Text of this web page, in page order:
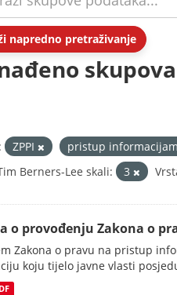
napredno pretraživanje
ZPPI pristup
Berners-Lee skali:
3
o provođenju Zakona o
Zakona o pravu na pristup
koju tijelo javne vlasti